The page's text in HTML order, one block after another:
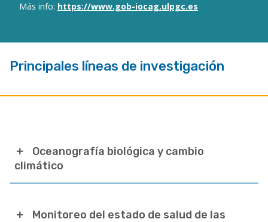
Más info: https://www.gob-iocag.ulpgc.es
Principales líneas de investigación
Oceanografía biológica y cambio
climático
Monitoreo del estado de salud de las